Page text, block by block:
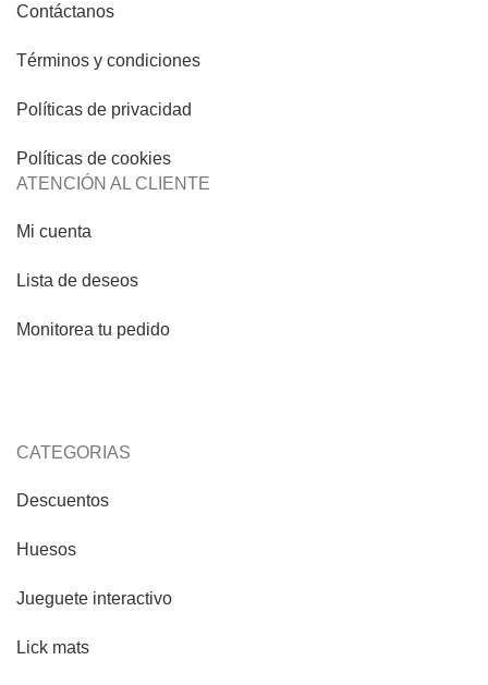
Contáctanos
Términos y condiciones
Políticas de privacidad
Políticas de cookies
ATENCIÓN AL CLIENTE
Mi cuenta
Lista de deseos
Monitorea tu pedido
CATEGORIAS
Descuentos
Huesos
Jueguete interactivo
Lick mats